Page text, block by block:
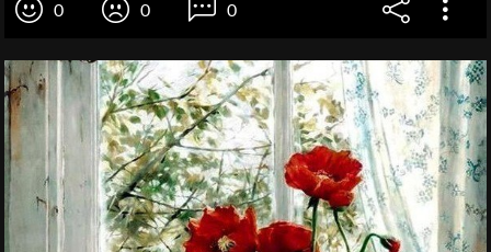
0 0 0